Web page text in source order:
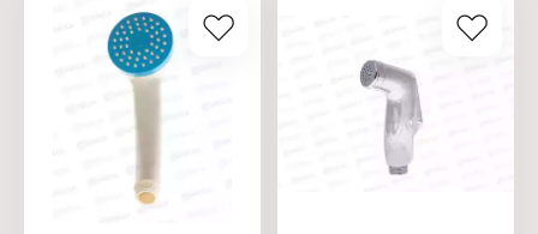
Вид крепления: гайка
Способ монтажа:
сверление
Вид поверхности:
глянцевый
Вид поверхности:
глянцевый